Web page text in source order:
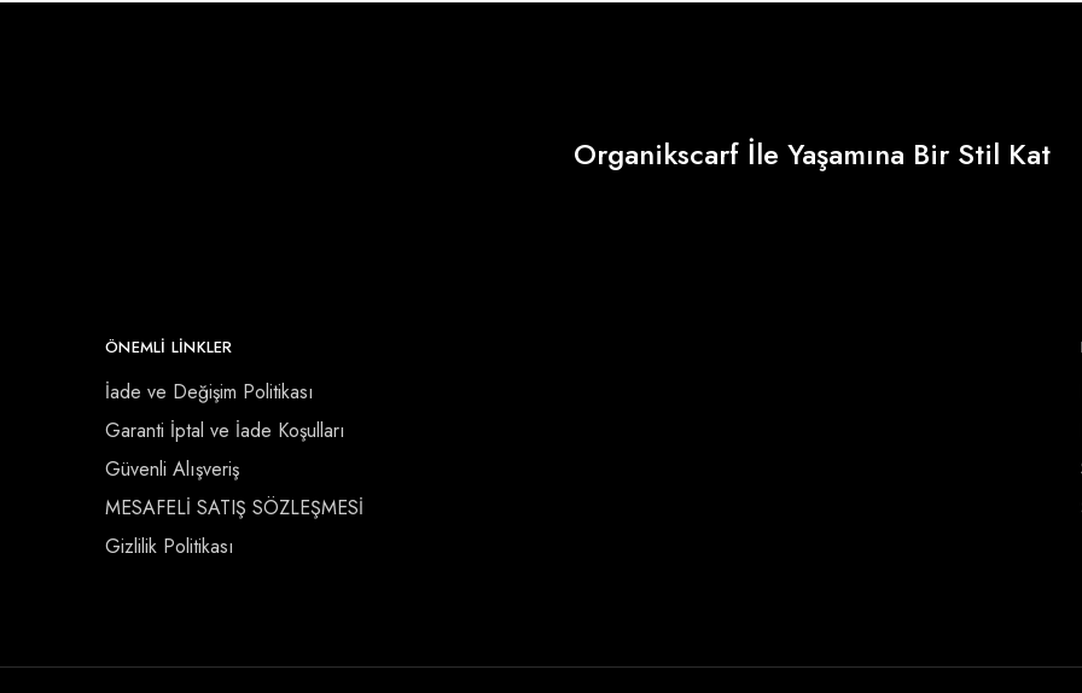
Organikscarf İle Yaşamına Bir Stil Kat
ÖNEMLI LINKLER
İade ve Değişim Politikası
Garanti İptal ve İade Koşulları
Güvenli Alışveriş
MESAFELİ SATIŞ SÖZLEŞMESİ
Gizlilik Politikası